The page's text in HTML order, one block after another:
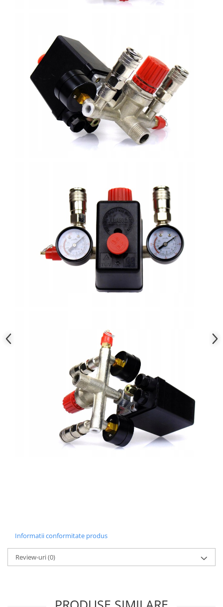
Informatii conformitate produs
Review-uri(0)